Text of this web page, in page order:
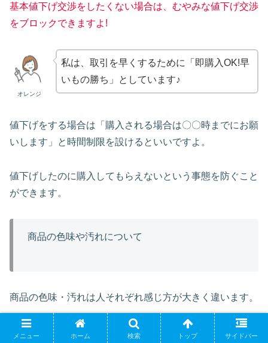
基本値下げ交渉をしたくない場合は、むやみな値下げ交渉
をブロックできますよ!
オレンジ
私は、取引を早くするために「即購入OK!早
いもの勝ち」としています♪
値下げをする場合は「購入される場合は〇〇時までにお願
いします」と時間制限を設けるといいですよ。
値下げしたのに購入してもらえないという事態を防ぐこと
ができます。
商品の色味や汚れについて
商品の色味・汚れは人それぞれ感じ方が大きく違います。
例えば洋服などは「思っていた色と違った!」とトラブル
メニュー ホーム 検索 トップ サイドバー